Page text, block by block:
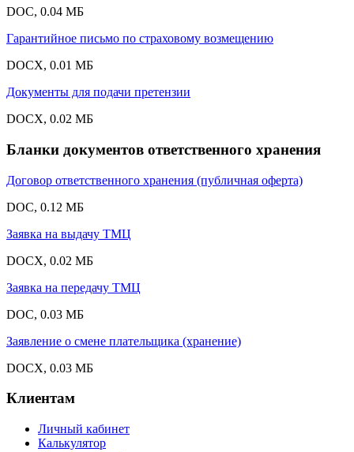
DOC, 0.04 МБ
Гарантийное письмо по страховому возмещению
DOCX, 0.01 МБ
Документы для подачи претензии
DOCX, 0.02 МБ
Бланки документов ответственного хранения
Договор ответственного хранения (публичная оферта)
DOC, 0.12 МБ
Заявка на выдачу ТМЦ
DOCX, 0.02 МБ
Заявка на передачу ТМЦ
DOC, 0.03 МБ
Заявление о смене плательщика (хранение)
DOCX, 0.03 МБ
Клиентам
Личный кабинет
Калькулятор